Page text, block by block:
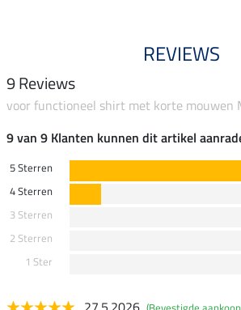
REVIEWS
9 Reviews
voor functioneel shirt met korte mouwen
9 van 9 Klanten kunnen dit artikel
5 Sterren
4 Sterren
3 Sterren
2 Sterren
1 Ster